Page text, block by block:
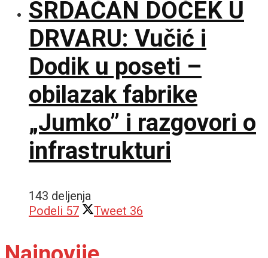
SRDAČAN DOČEK U
DRVARU: Vučić i
Dodik u poseti –
obilazak fabrike
„Jumko” i razgovori o
infrastrukturi
143 deljenja
Podeli 57 Tweet 36